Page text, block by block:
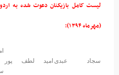
لیست کامل بازیکنان دعوت شده به
(مهرماه ۱۳۹۴):
سجاد عبدی امید لطف پور